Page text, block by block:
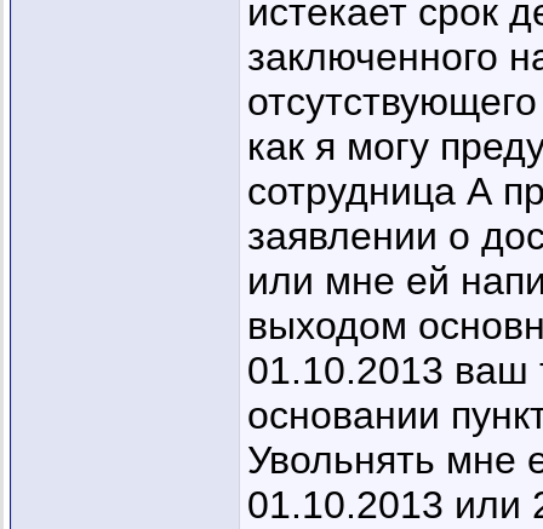
истекает срок
заключенного
как я могу
сотрудница А
заявлении о
или мне ей
выходом
01.10.2013 ваш
основании
Увольнять мне
01.10.2013 или